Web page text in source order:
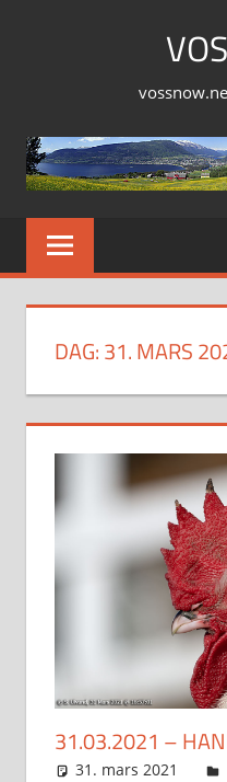
DAG:31. MARS
31.03.2021 –
31. mars 2021